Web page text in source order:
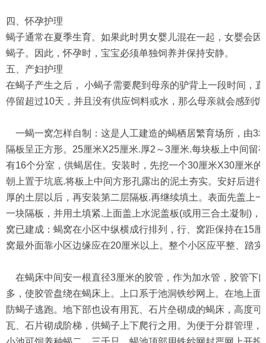
四、怀孕护理
蝎子通常在夏季生育。如果此时男女婴儿混在一起，女婴会
蝎子。因此，怀孕时，宝宝必须单独饲养并保持安静。
五、产妇护理
在蝎子产生之后， 小蝎子需要爬到母亲的驴背上一段时间，
停留超过10天，并且没有供应饲料或水，那么母亲就会感到
一蝎一窝怎样自制：这是人工建造的蝎栖居繁育场所，由3
隔板呈正方形。25厘米X25厘米.厚2～3厘米.每块板上中间
有16个分室，供蝎居住。安装时，先挖一个30厘米X30厘米
朝上置于坑底.将板上中间方形孔露出的泥土夯实。安好后进
厚的土层以后，再安装第二层隔板.再继续填土。表面先盖上
一块隔板，并用土填紧.上面盖上水泥盖板(或用三合土凝制)
窝已建成：蝎窝在小区中纵横成行排列，行、窝距保持在15
窝最外面靠小区边缘应在20厘米以上。整个小区应平整、踏
在蝎床中间安一根直径3厘米的胶管，作为加水管，胶管下
多，使胶管盘绕在蝎床上。上口系于池洞铁纱网上。在地上
防蝎子逃跑。地下部也设有用瓦、石片垒砌成的蝎床，高度
瓦、石片砌成阶梯，供蝎子上下爬行之用。为便于分群管理